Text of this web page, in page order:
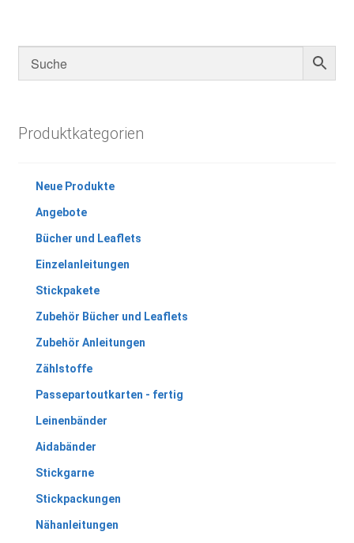
Produktkategorien
Neue Produkte
Angebote
Bücher und Leaflets
Einzelanleitungen
Stickpakete
Zubehör Bücher und Leaflets
Zubehör Anleitungen
Zählstoffe
Passepartoutkarten - fertig
Leinenbänder
Aidabänder
Stickgarne
Stickpackungen
Nähanleitungen